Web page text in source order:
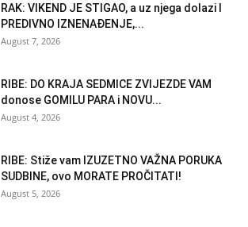
RAK: VIKEND JE STIGAO, a uz njega dolazi I
PREDIVNO IZNENAĐENJE,...
August 7, 2026
RIBE: DO KRAJA SEDMICE ZVIJEZDE VAM
donose GOMILU PARA i NOVU...
August 4, 2026
RIBE: Stiže vam IZUZETNO VAŽNA PORUKA
SUDBINE, ovo MORATE PROČITATI!
August 5, 2026